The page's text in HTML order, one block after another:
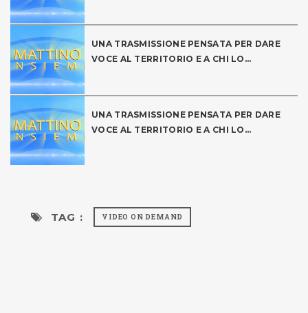
UNA TRASMISSIONE PENSATA PER DARE
VOCE AL TERRITORIO E A CHI LO...
UNA TRASMISSIONE PENSATA PER DARE
VOCE AL TERRITORIO E A CHI LO...
TAG : VIDEO ON DEMAND